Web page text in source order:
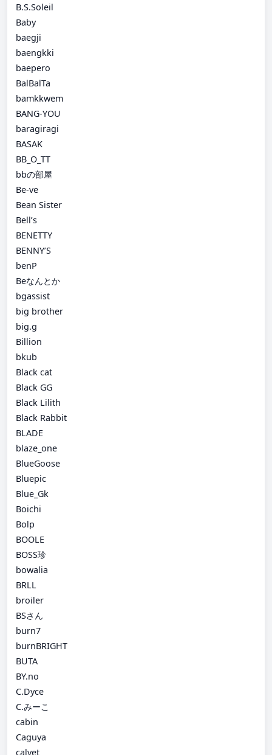
B.S.Soleil
Baby
baegji
baengkki
baepero
BalBalTa
bamkkwem
BANG-YOU
baragiragi
BASAK
BB_O_TT
bbの部屋
Be-ve
Bean Sister
Bell’s
BENETTY
BENNY’S
benP
Beなんとか
bgassist
big brother
big.g
Billion
bkub
Black cat
Black GG
Black Lilith
Black Rabbit
BLADE
blaze_one
BlueGoose
Bluepic
Blue_Gk
Boichi
Bolp
BOOLE
BOSS珍
bowalia
BRLL
broiler
BSさん
burn7
burnBRIGHT
BUTA
BY.no
C.Dyce
C.みーこ
cabin
Caguya
calvet